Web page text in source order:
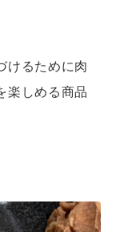
けるために肉
楽しめる商品